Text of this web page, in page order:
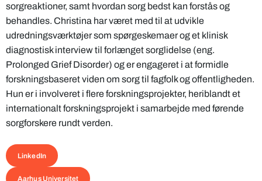
sorgreaktioner, samt hvordan sorg bedst kan forstås og
behandles. Christina har været med til at udvikle
udredningsværktøjer som spørgeskemaer og et klinisk
diagnostisk interview til forlænget sorglidelse (eng.
Prolonged Grief Disorder) og er engageret i at formidle
forskningsbaseret viden om sorg til fagfolk og offentligheden.
Hun er i involveret i flere forskningsprojekter, heriblandt et
internationalt forskningsprojekt i samarbejde med førende
sorgforskere rundt verden.
LinkedIn
Aarhus Universitet